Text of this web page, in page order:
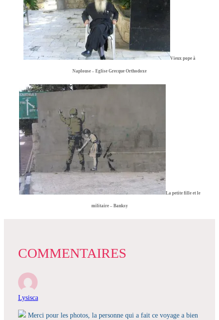
Vieux pope à
Naplouse – Eglise Grecque Orthodoxe
La petite fille et le
militaire – Banksy
COMMENTAIRES
Lysisca
Merci pour les photos, la personne qui a fait ce voyage a bien